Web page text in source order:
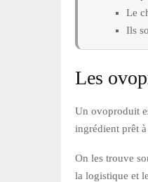
Le
Ils
Les
Un ovoproduit
ingrédient prêt
On les trouve
la logistique et